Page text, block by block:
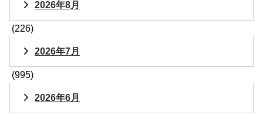
2026年8月
(226)
2026年7月
(995)
2026年6月